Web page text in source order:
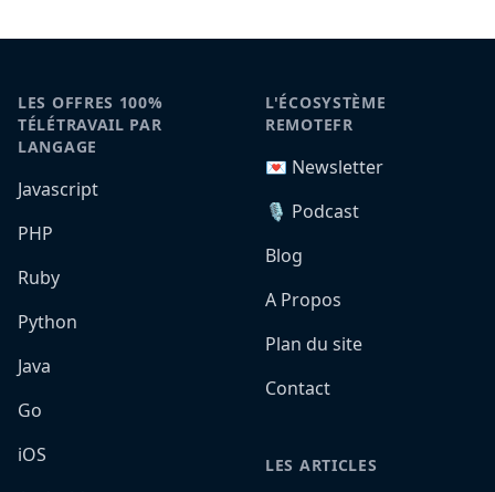
LES OFFRES 100%
TÉLÉTRAVAIL PAR
LANGAGE
Javascript
PHP
Ruby
Python
Java
Go
iOS
L'ÉCOSYSTÈME
REMOTEFR
💌 Newsletter
🎙️ Podcast
Blog
A Propos
Plan du site
Contact
LES ARTICLES